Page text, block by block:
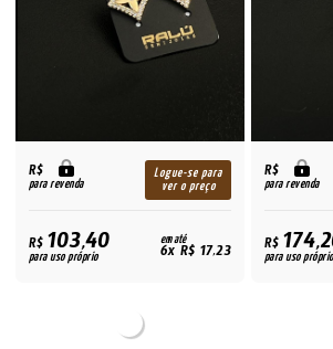
R$
para revenda
Logue-se para
ver o preço
R$103,40
para uso próprio
em até
6x R$ 17,23
R$
para revenda
R$
para uso próprio